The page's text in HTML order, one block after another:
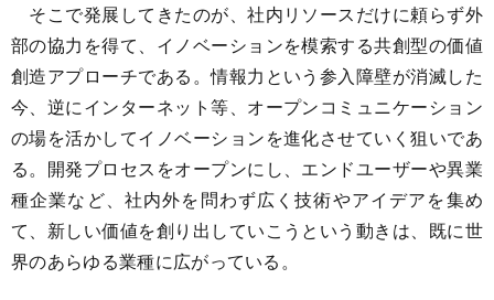
そこで発展してきたのが、社内リソースだけに頼らず外
部の協力を得て、イノベーションを模索する共創型の価値
創造アプローチである。情報力という参入障壁が消滅した
今、逆にインターネット等、オープンコミュニケーション
の場を活かしてイノベーションを進化させていく狙いであ
る。開発プロセスをオープンにし、エンドユーザーや異業
種企業など、社内外を問わず広く技術やアイデアを集め
て、新しい価値を創り出していこうという動きは、既に世
界のあらゆる業種に広がっている。